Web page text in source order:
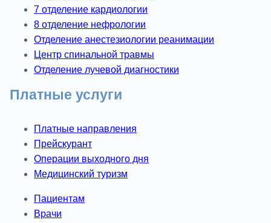
7 отделение кардиологии
8 отделение нефрологии
Отделение анестезиологии реанимации
Центр спинальной травмы
Отделение лучевой диагностики
Платные услуги
Платные направления
Прейскурант
Операции выходного дня
Медицинский туризм
Пациентам
Врачи